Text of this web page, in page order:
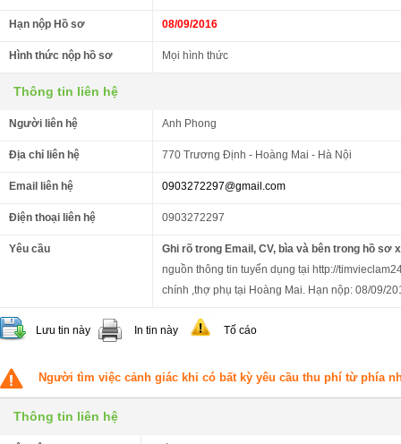
Hạn nộp Hồ sơ 08/09/2016
Hình thức nộp hồ sơ Mọi hình thức
Thông tin liên hệ
Người liên hệ Anh Phong
Địa chỉ liên hệ 770 Trương Định - Hoàng Mai - Hà Nội
Email liên hệ 0903272297@gmail.com
Điện thoại liên hệ 0903272297
Yêu cầu
Ghi rõ trong Email, CV, bìa và bên trong hồ sơ
nguồn thông tin tuyển dụng tại http://
chính ,thợ phụ tại Hoàng Mai. Hạn nộp: 08/09/
Lưu tin này In tin này Tố cáo
Người tìm việc cảnh giác khi có bất kỳ yêu cầu thu phí từ phía
Thông tin liên hệ